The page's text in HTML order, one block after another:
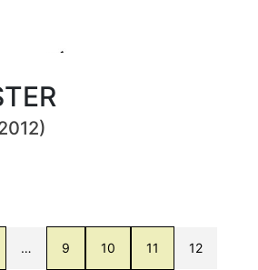
… 9 10 11 12